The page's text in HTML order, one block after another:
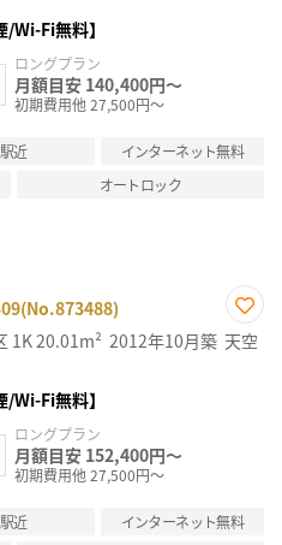
/Wi-Fi無料】
ロングプラン
月額目安 140,400円～
初期費用他 27,500円～
駅近
インターネット無料
オートロック
お気
に入
1K20.01m² 2012年10月築 天空
/Wi-Fi無料】
ロングプラン
月額目安 152,400円～
初期費用他 27,500円～
駅近
インターネット無料